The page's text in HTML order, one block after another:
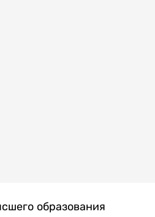
образования